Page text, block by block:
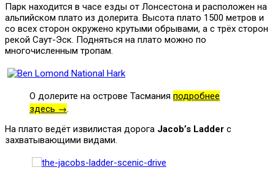
Парк находится в часе езды от Лонсестона и расположен на
альпийском плато из долерита. Высота плато 1500 метров и
со всех сторон окружено крутыми обрывами, а с трёх сторон
рекой Саут-Эск. Подняться на плато можно по
многочисленным тропам.
О долерите на острове Тасмания подробнее
здесь →.
На плато ведёт извилистая дорога Jacob’s Ladder с
захватывающими видами.